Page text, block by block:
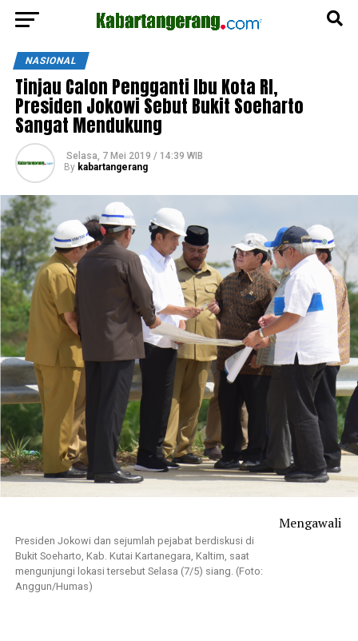
NASIONAL
Tinjau Calon Pengganti Ibu Kota RI,
Presiden Jokowi Sebut Bukit Soeharto
Sangat Mendukung
Selasa, 7 Mei 2019 / 14:39 WIB
By kabartangerang
Presiden Jokowi dan sejumlah pejabat berdiskusi di
Bukit Soeharto, Kab. Kutai Kartanegara, Kaltim, saat
mengunjungi lokasi tersebut Selasa (7/5) siang. (Foto:
Anggun/Humas)
Mengawali